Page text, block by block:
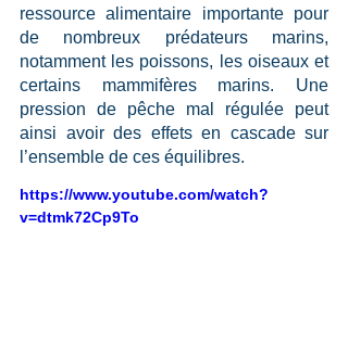
ressource alimentaire importante pour
de nombreux prédateurs marins,
notamment les poissons, les oiseaux et
certains mammifères marins. Une
pression de pêche mal régulée peut
ainsi avoir des effets en cascade sur
l’ensemble de ces équilibres.
https://www.youtube.com/watch?
v=dtmk72Cp9To